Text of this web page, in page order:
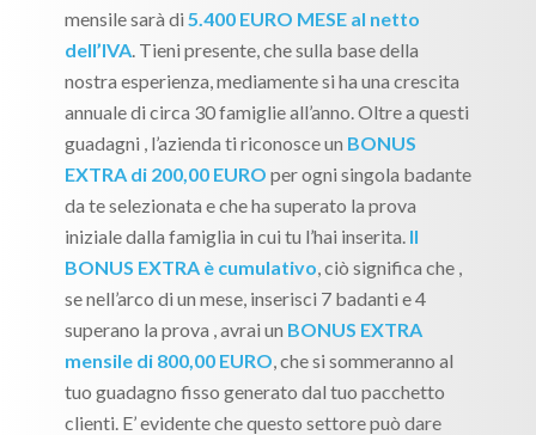
mensile sarà di 5.400 EURO MESE al netto
dell’IVA. Tieni presente, che sulla base della
nostra esperienza, mediamente si ha una crescita
annuale di circa 30 famiglie all’anno. Oltre a questi
guadagni , l’azienda ti riconosce un BONUS
EXTRA di 200,00 EURO per ogni singola badante
da te selezionata e che ha superato la prova
iniziale dalla famiglia in cui tu l’hai inserita. Il
BONUS EXTRA è cumulativo , ciò significa che ,
se nell’arco di un mese, inserisci 7 badanti e 4
superano la prova , avrai un BONUS EXTRA
mensile di 800,00 EURO , che si sommeranno al
tuo guadagno fisso generato dal tuo pacchetto
clienti. E’ evidente che questo settore può dare